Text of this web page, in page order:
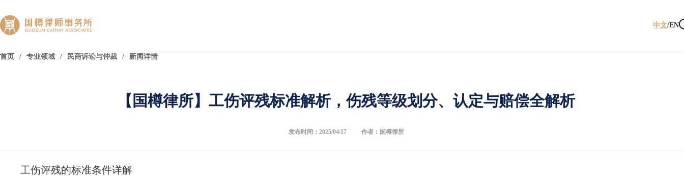
中文/EN
首页 / 专业领域 / 民商诉讼与仲裁 / 新闻详情
【国樽律所】工伤评残标准解析，伤残等级划分、认定与赔偿全解析
发布时间：2025/04/17 作者：国樽律所
工伤评残的标准条件详解